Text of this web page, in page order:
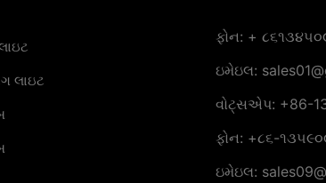
લાઇટ
ફોન: +
ઇમેઇલ:
વોટ્સએપ: +86-
ફોન: +૮૬-
ઇમેઇલ: